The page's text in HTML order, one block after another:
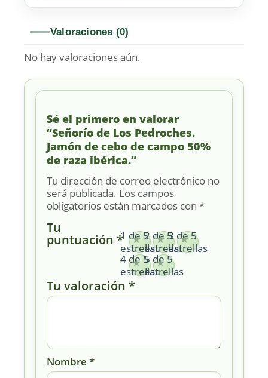
Valoraciones (0)
No hay valoraciones aún.
Sé el primero en valorar
“Señorío de Los Pedroches.
Jamón de cebo de campo 50%
de raza ibérica.”
Tu dirección de correo electrónico no
será publicada. Los campos
obligatorios están marcados con *
Tu
puntuación *1 de 5
estrellas
2 de 5
estrellas
3 de 5
estrellas
4 de 5
estrellas
5 de 5
estrellas
Tu valoración *
Nombre *